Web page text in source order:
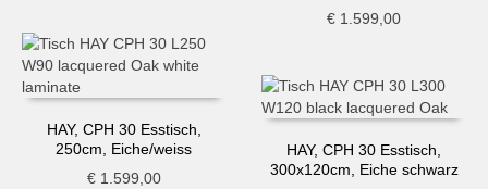
€ 1.599,00
HAY, CPH 30 Esstisch,
250cm, Eiche/weiss
€1.599,00
HAY, CPH 30 Esstisch,
300x120cm, Eiche schwarz